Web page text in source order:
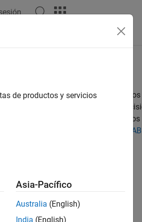
celdas; conversión de tipos de datos
de punto flotante de doble
simple, o una combinación de datos
Clases fundamentales de MATLAB
de productos y servicios
Asia-Pacífico
Australia (English)
India (English)